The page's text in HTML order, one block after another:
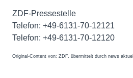
ZDF-Pressestelle
Telefon: +49-6131-70-12121
Telefon: +49-6131-70-12120
Original-Content von: ZDF, übermittelt durch news aktuell